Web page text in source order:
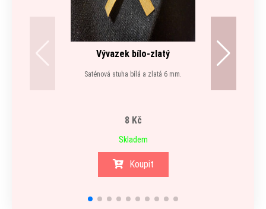
Vývazek bílo-zlatý
Saténová stuha bílá a zlatá 6 mm.
8 Kč
Skladem
Koupit